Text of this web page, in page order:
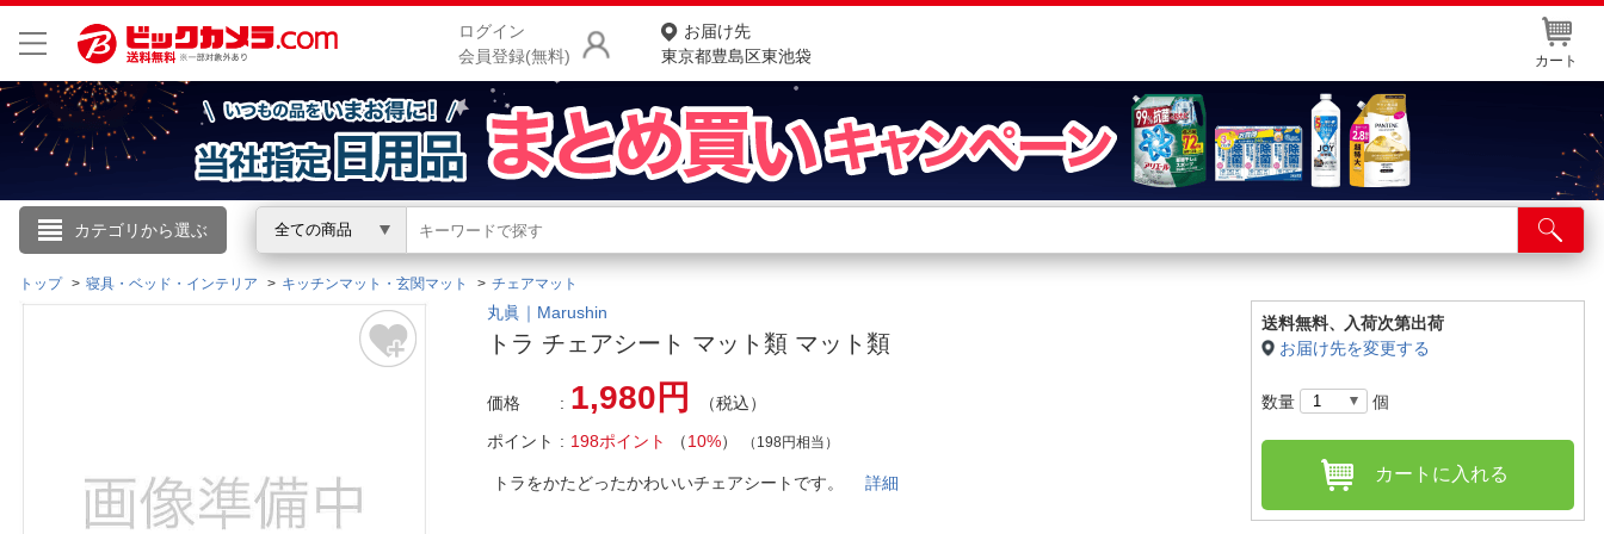
ログイン
会員登録(無料)
お届け先
東京都豊島区東池袋
カート
カテゴリから選ぶ 全ての商品
こんにちは
ログイン
閲覧履歴
商品をさがす
ランキングからさがす
お客様サポート
店舗サービス
ネット取り置き
トップ 寝具・ベッド・インテリア キッチンマット・玄関マット チェアマット
丸眞｜Marushin
トラ チェアシート マット類 マット類
価格 1,980円
（税込）
ポイント
198ポイント （10%） （198円相当）
トラをかたどったかわいいチェアシートです。詳細
送料無料、
入荷次第出荷
お届け先を変更する
数量 個
カートに入れる